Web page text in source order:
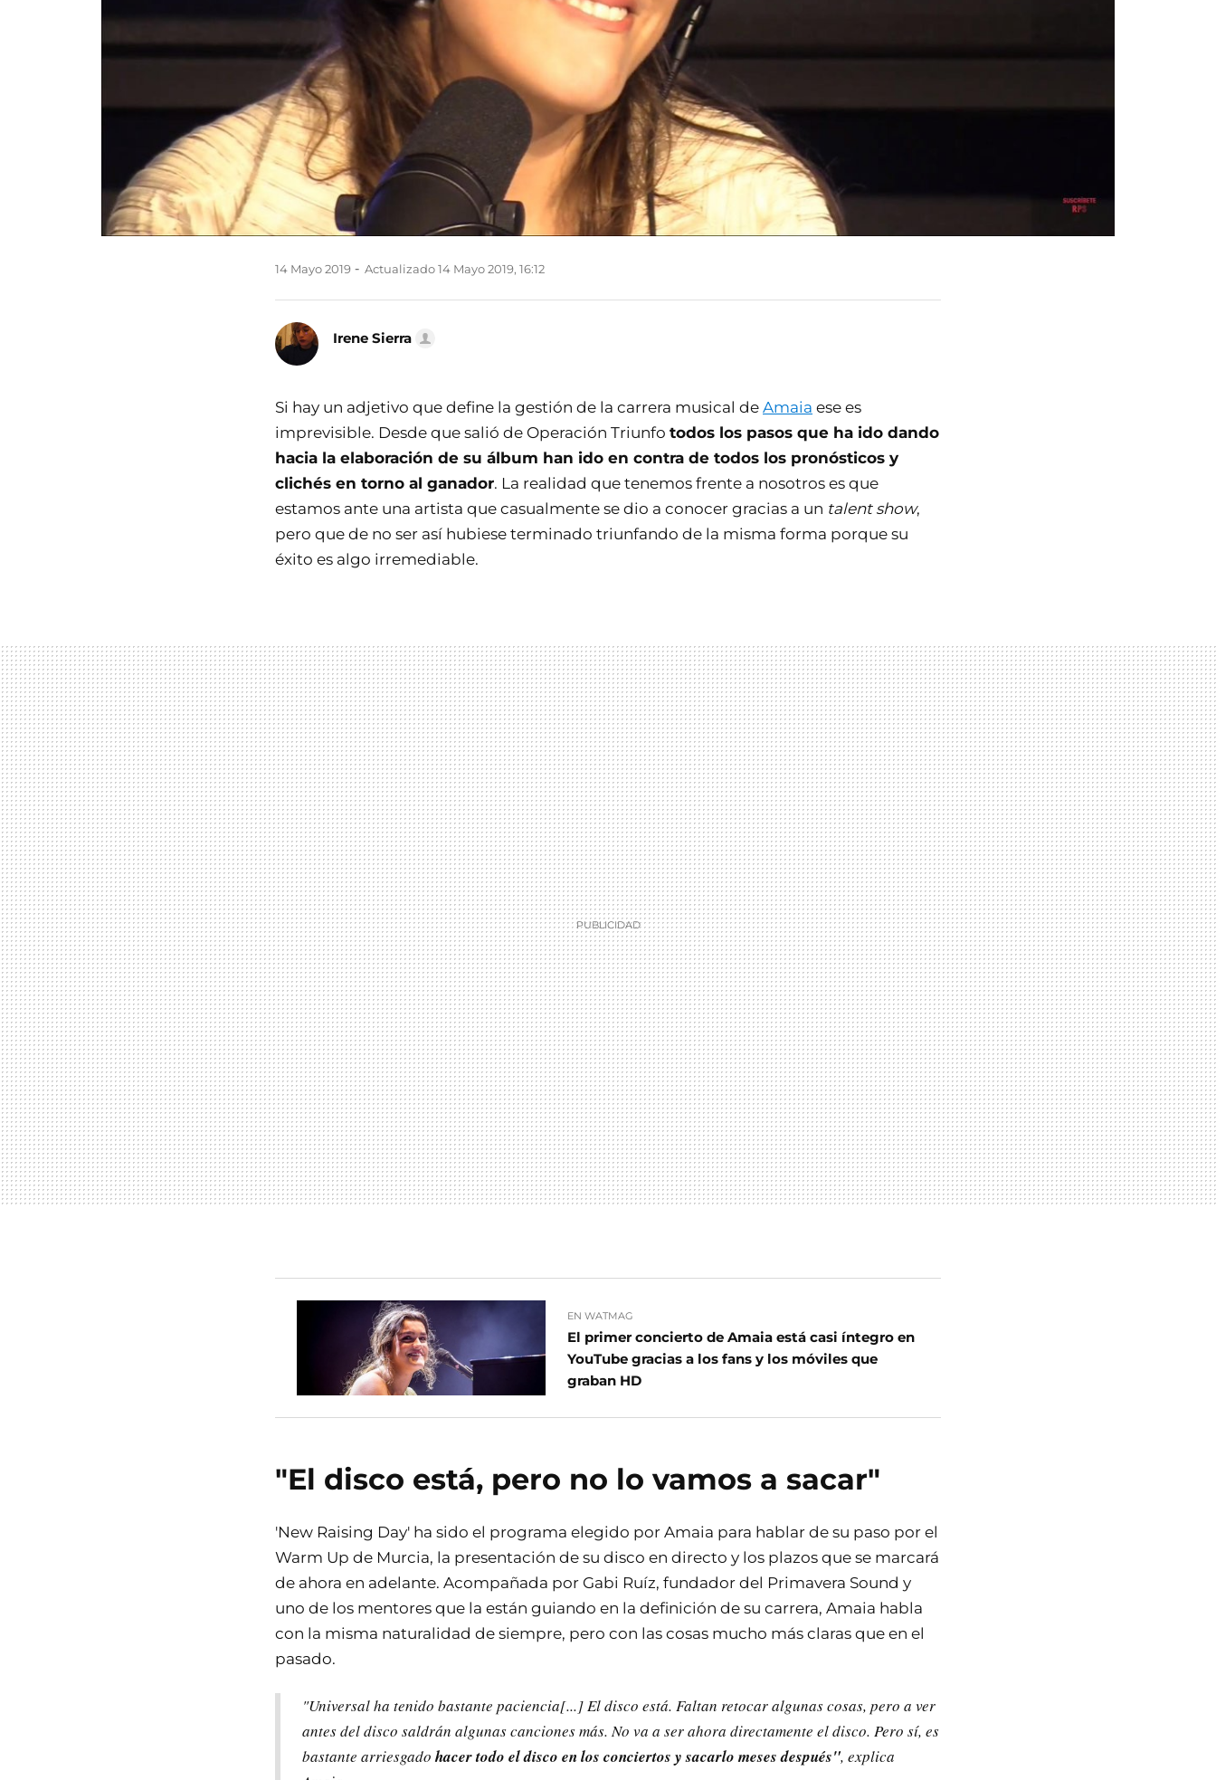
14 Mayo 2019 Actualizado 14 Mayo 2019, 16:12
Irene Sierra
Si hay un adjetivo que define la gestión de la carrera musical de Amaia ese es
imprevisible. Desde que salió de Operación Triunfo todos los pasos que ha ido dando
hacia la elaboración de su álbum han ido en contra de todos los pronósticos y
clichés en torno al ganador. La realidad que tenemos frente a nosotros es que
estamos ante una artista que casualmente se dio a conocer gracias a un talent show,
pero que de no ser así hubiese terminado triunfando de la misma forma porque su
éxito es algo irremediable.
EN WATMAG
El primer concierto de Amaia está casi íntegro en
YouTube gracias a los fans y los móviles que
graban HD
"El disco está, pero no lo vamos a sacar"
'New Raising Day' ha sido el programa elegido por Amaia para hablar de su paso por el
Warm Up de Murcia, la presentación de su disco en directo y los plazos que se marcará
de ahora en adelante. Acompañada por Gabi Ruíz, fundador del Primavera Sound y
uno de los mentores que la están guiando en la definición de su carrera, Amaia habla
con la misma naturalidad de siempre, pero con las cosas mucho más claras que en el
pasado.
"Universal ha tenido bastante paciencia[...] El disco está. Faltan retocar algunas cosas, pero a ver
antes del disco saldrán algunas canciones más. No va a ser ahora directamente el disco. Pero sí, es
bastante arriesgadohacer todo el disco en los conciertos y sacarlo meses después", explica